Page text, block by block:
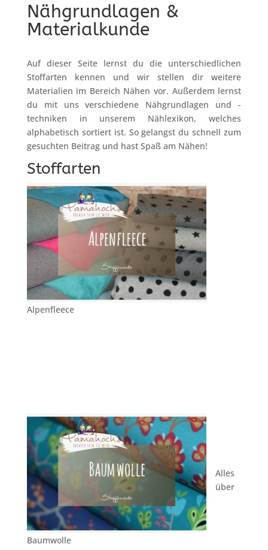
Nähgrundlagen &
Materialkunde
Auf dieser Seite lernst du die unterschiedlichen
Stoffarten kennen und wir stellen dir weitere
Materialien im Bereich Nähen vor. Außerdem lernst
du mit uns verschiedene Nähgrundlagen und -
techniken in unserem Nählexikon, welches
alphabetisch sortiert ist. So gelangst du schnell zum
gesuchten Beitrag und hast Spaß am Nähen!
Stoffarten
Alpenfleece
Alles
über
Baumwolle